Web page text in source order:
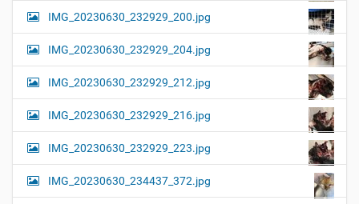
IMG_20230630_232929_200.jpg
IMG_20230630_232929_204.jpg
IMG_20230630_232929_212.jpg
IMG_20230630_232929_216.jpg
IMG_20230630_232929_223.jpg
IMG_20230630_234437_372.jpg